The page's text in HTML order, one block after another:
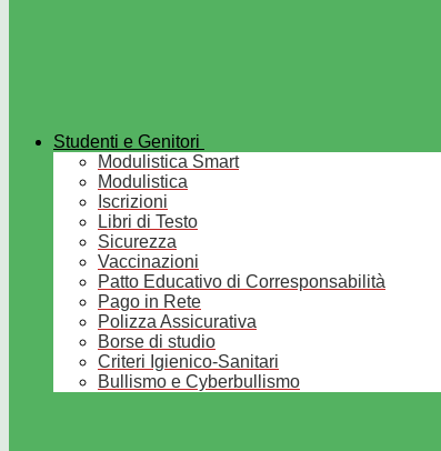
Studenti e Genitori
Modulistica Smart
Modulistica
Iscrizioni
Libri di Testo
Sicurezza
Vaccinazioni
Patto Educativo di Corresponsabilità
Pago in Rete
Polizza Assicurativa
Borse di studio
Criteri Igienico-Sanitari
Bullismo e Cyberbullismo